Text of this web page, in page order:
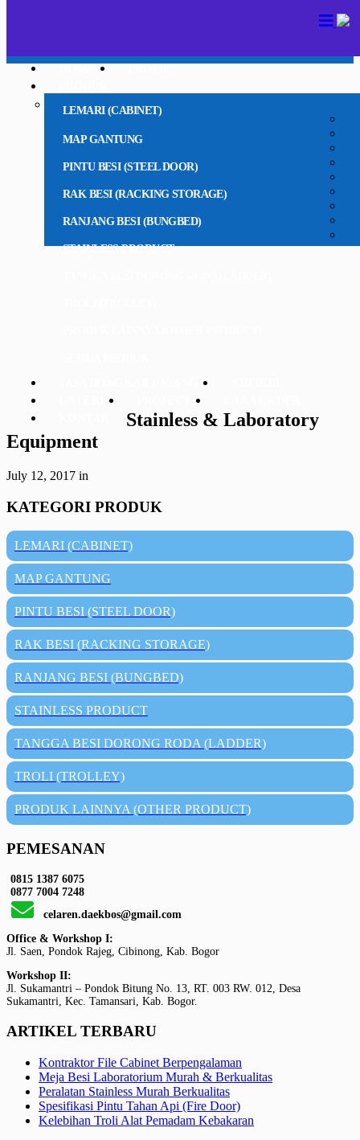
LEMARI (CABINET)
MAP GANTUNG
PINTU BESI (STEEL DOOR)
RAK BESI (RACKING STORAGE)
RANJANG BESI (BUNGBED)
STAINLESS PRODUCT
Stainless & Laboratory
Equipment
July 12, 2017 in
KATEGORI PRODUK
LEMARI (CABINET)
MAP GANTUNG
PINTU BESI (STEEL DOOR)
RAK BESI (RACKING STORAGE)
RANJANG BESI (BUNGBED)
STAINLESS PRODUCT
TANGGA BESI DORONG RODA (LADDER)
TROLI (TROLLEY)
PRODUK LAINNYA (OTHER PRODUCT)
PEMESANAN
0815 1387 6075
0877 7004 7248
celaren.daekbos@gmail.com
Office & Workshop I:
Jl. Saen, Pondok Rajeg, Cibinong, Kab. Bogor
Workshop II:
Jl. Sukamantri – Pondok Bitung No. 13, RT. 003 RW. 012, Desa
Sukamantri, Kec. Tamansari, Kab. Bogor.
ARTIKEL TERBARU
Kontraktor File Cabinet Berpengalaman
Meja Besi Laboratorium Murah & Berkualitas
Peralatan Stainless Murah Berkualitas
Spesifikasi Pintu Tahan Api (Fire Door)
Kelebihan Troli Alat Pemadam Kebakaran